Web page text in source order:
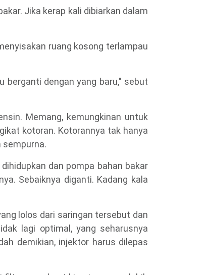
Jika kerap kali dibiarkan dalam
ruang kosong terlampau
berganti dengan yang baru," sebut
Memang, kemungkinan untuk
kotoran. Kotorannya tak hanya
sempurna.
dan pompa bahan bakar
Sebaiknya diganti. Kadang kala
lolos dari saringan tersebut dan
lagi optimal, yang seharusnya
demikian, injektor harus dilepas